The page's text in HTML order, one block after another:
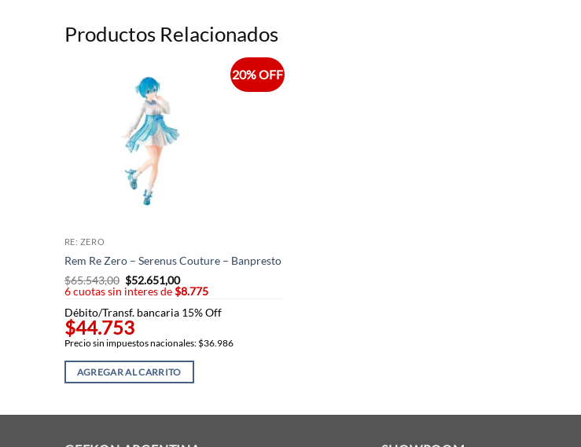
Productos Relacionados
20% OFF
RE: ZERO
Rem Re Zero – Serenus Couture – Banpresto
$65.543,00 El
precio
era:
$65.543,00.
$52.651,00El
precio
es:
6 cuotas sin interes de$8.775
Débito/Transf. bancaria 15% Off
$44.753
Precio sin impuestos nacionales: $36.986
AGREGAR AL CARRITO